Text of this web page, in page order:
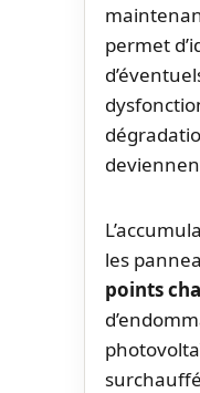
permet
les
points